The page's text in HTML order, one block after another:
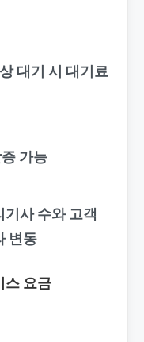
대기 시 대기료
가능
기사 수와 고객
변동
스 요금